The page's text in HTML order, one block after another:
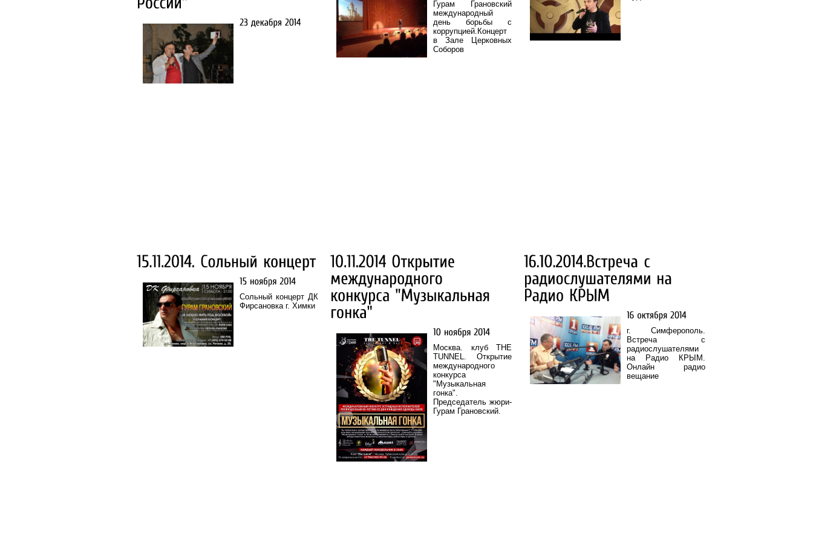
Гурам Грановский
международный
день борьбы с
коррупцией.Концерт
в Зале Церковных
Соборов
Сольный концерт ДК
Фирсановка г. Химки
Москва. клуб THE
TUNNEL. Открытие
международного
конкурса
"Музыкальная
гонка".
Председатель жюри-
Гурам Грановский.
г. Симферополь.
Встреча с
радиослушателями
на Радио КРЫМ.
Онлайн радио
вещание